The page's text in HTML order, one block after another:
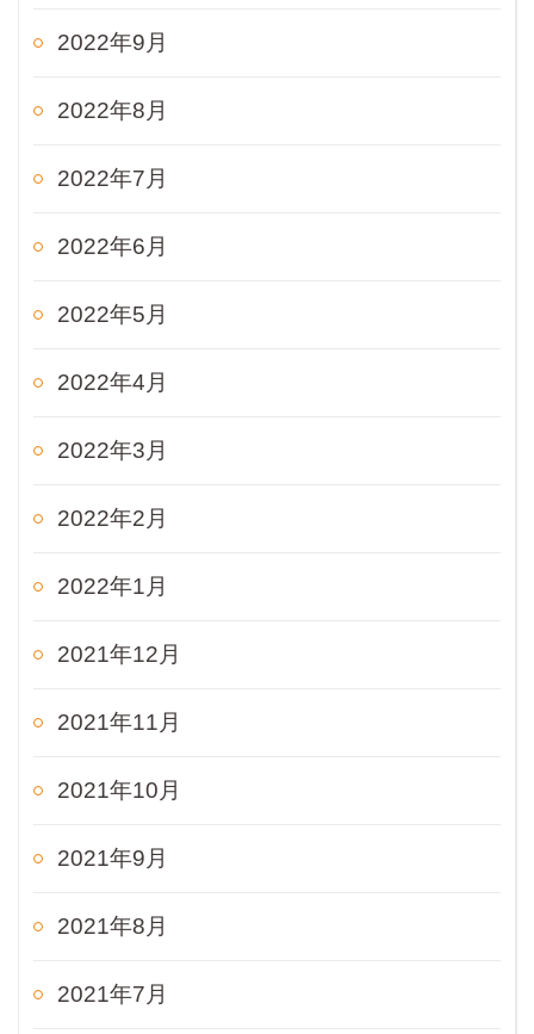
2022年9月
2022年8月
2022年7月
2022年6月
2022年5月
2022年4月
2022年3月
2022年2月
2022年1月
2021年12月
2021年11月
2021年10月
2021年9月
2021年8月
2021年7月